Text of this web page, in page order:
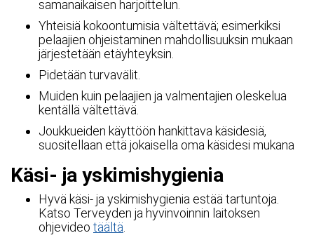
samanaikaisen harjoittelun.
Yhteisiä kokoontumisia vältettävä; esimerkiksi
pelaajien ohjeistaminen mahdollisuuksin mukaan
järjestetään etäyhteyksin.
Pidetään turvavälit.
Muiden kuin pelaajien ja valmentajien oleskelua
kentällä vältettävä.
Joukkueiden käyttöön hankittava käsidesiä,
suositellaan että jokaisella oma käsidesi mukana
Käsi- ja yskimishygienia
Hyvä käsi- ja yskimishygienia estää tartuntoja.
Katso Terveyden ja hyvinvoinnin laitoksen
ohjevideo täältä